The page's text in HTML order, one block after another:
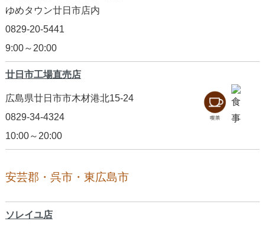
ゆめタウン廿日市店内
0829-20-5441
9:00～20:00
廿日市工場直売店
広島県廿日市市木材港北15-24
0829-34-4324
10:00～20:00
安芸郡・呉市・東広島市
ソレイユ店